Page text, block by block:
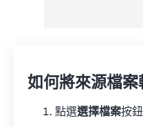
如何將來源檔案
點選選擇檔案按